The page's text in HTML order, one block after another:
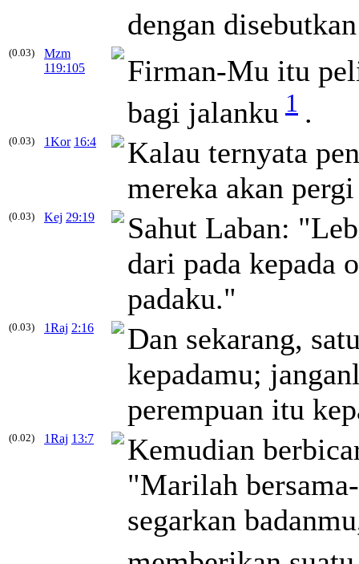
dengan
(0.03)
Mzm
119:105
Firman-Mu itu
bagi jalanku 1 .
(0.03) 1Kor 16:4
Kalau ternyata
mereka akan
(0.03) Kej 29:19
Sahut Laban:
dari pada kepada
padaku."
(0.03) 1Raj 2:16
Dan sekarang,
kepadamu;
perempuan itu
(0.02) 1Raj 13:7
Kemudian
"Marilah
segarkan